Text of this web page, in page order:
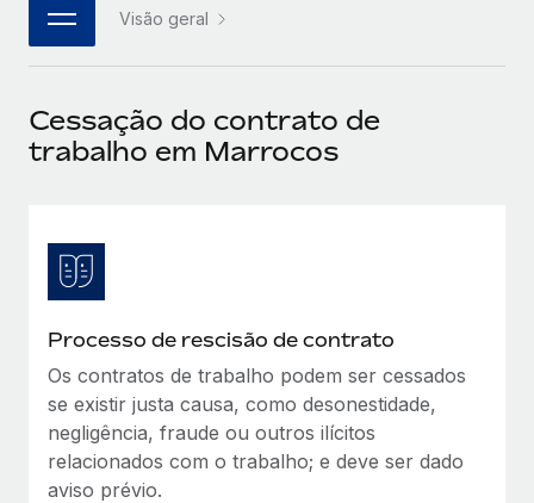
中文（简体）
Visão geral
Cessação do contrato de
trabalho em Marrocos
Processo de rescisão de contrato
Os contratos de trabalho podem ser cessados
se existir justa causa, como desonestidade,
negligência, fraude ou outros ilícitos
relacionados com o trabalho; e deve ser dado
aviso prévio.